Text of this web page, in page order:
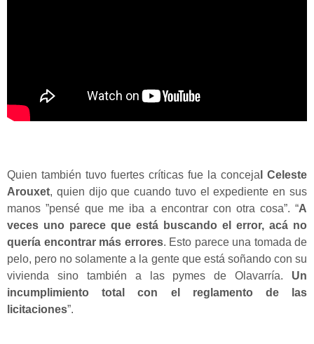
Quien también tuvo fuertes críticas fue la conceja l Celeste
Arouxet, quien dijo que cuando tuvo el expediente en sus
manos ”pensé que me iba a encontrar con otra cosa”. “A
veces uno parece que está buscando el error, acá no
quería encontrar más errores. Esto parece una tomada de
pelo, pero no solamente a la gente que está soñando con su
vivienda sino también a las pymes de Olavarría. Un
incumplimiento total con el reglamento de las
licitaciones”.